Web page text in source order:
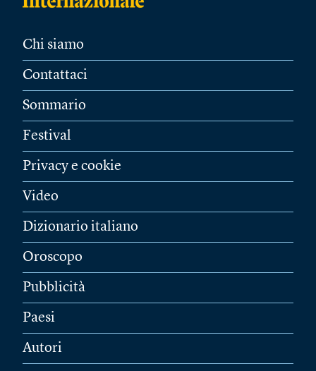
Chi siamo
Contattaci
Sommario
Festival
Privacy e cookie
Video
Dizionario italiano
Oroscopo
Pubblicità
Paesi
Autori